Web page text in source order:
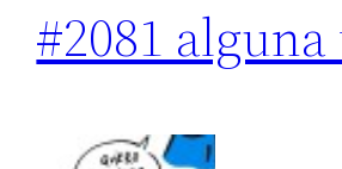
#2081 alguna